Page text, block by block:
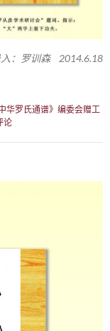
：罗训森 2014.6.18
华罗氏通谱》编委会赠工
论